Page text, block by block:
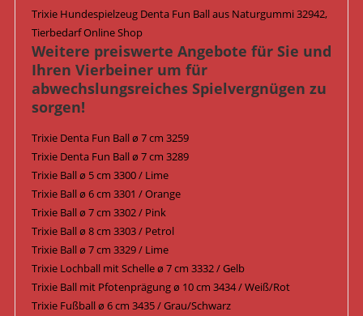
Trixie Hundespielzeug Denta Fun Ball aus Naturgummi 32942,
Tierbedarf Online Shop
Weitere preiswerte Angebote für Sie und
Ihren Vierbeiner um für
abwechslungsreiches Spielvergnügen zu
sorgen!
Trixie Denta Fun Ball ø 7 cm 3259
Trixie Denta Fun Ball ø 7 cm 3289
Trixie Ball ø 5 cm 3300 / Lime
Trixie Ball ø 6 cm 3301 / Orange
Trixie Ball ø 7 cm 3302 / Pink
Trixie Ball ø 8 cm 3303 / Petrol
Trixie Ball ø 7 cm 3329 / Lime
Trixie Lochball mit Schelle ø 7 cm 3332 / Gelb
Trixie Ball mit Pfotenprägung ø 10 cm 3434 / Weiß/Rot
Trixie Fußball ø 6 cm 3435 / Grau/Schwarz